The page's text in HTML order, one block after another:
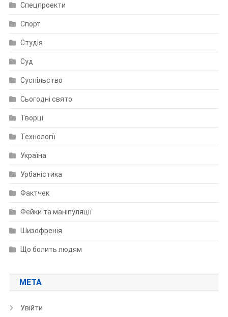
Спецпроекти
Спорт
Студія
Суд
Суспільство
Сьогодні свято
Творці
Технології
Україна
Урбаністика
Фактчек
Фейки та маніпуляції
Шизофренія
Що болить людям
МЕТА
Увійти